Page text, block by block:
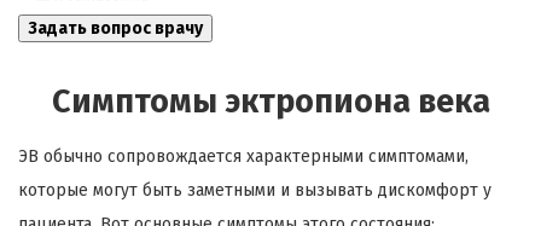
Симптомы эктропиона века
ЭВ обычно сопровождается характерными симптомами,
которые могут быть заметными и вызывать дискомфорт у